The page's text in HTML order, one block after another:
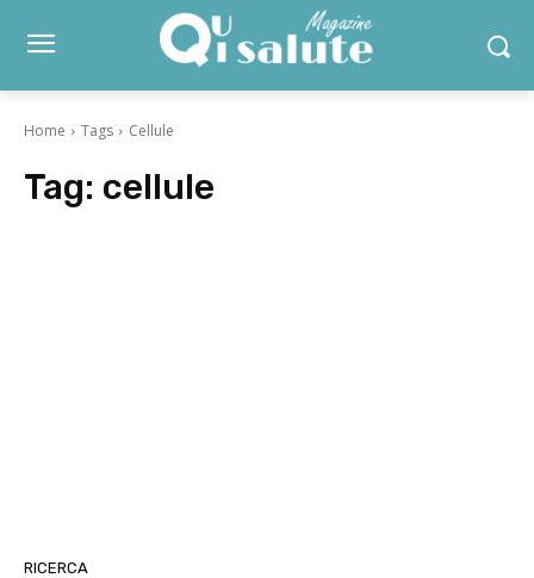
Home Tags Cellule
Tag: cellule
RICERCA